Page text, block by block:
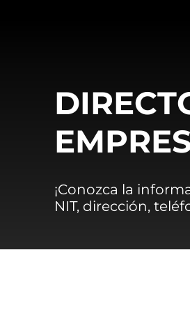
¡Conozca la
NIT, dirección,